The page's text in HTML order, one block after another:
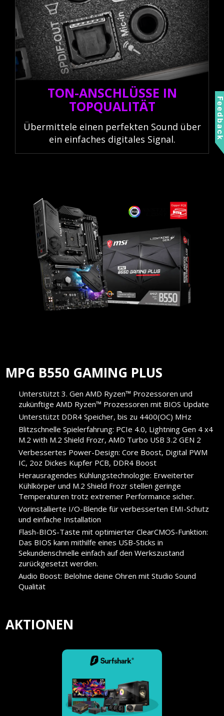
TON-ANSCHLÜSSE IN
TOPQUALITÄT
Übermittele einen perfekten Sound über
ein einfaches digitales Signal.
MPG B550 GAMING PLUS
Unterstützt 3. Gen AMD Ryzen™ Prozessoren und
zukünftige AMD Ryzen™ Prozessoren mit BIOS Update
Unterstützt DDR4 Speicher, bis zu 4400(OC) MHz
Blitzschnelle Spielerfahrung: PCIe 4.0, Lightning Gen 4 x4
M.2 with M.2 Shield Frozr, AMD Turbo USB 3.2 GEN 2
Verbessertes Power-Design: Core Boost, Digital PWM
IC, 2oz Dickes Kupfer PCB, DDR4 Boost
Herausragendes Kühlungstechnologie: Erweiterter
Kühlkörper und M.2 Shield Frozr stellen geringe
Temperaturen trotz extremer Performance sicher.
Vorinstallierte I/O-Blende für verbesserten EMI-Schutz
und einfache Installation
Flash-BIOS-Taste mit optimierter ClearCMOS-Funktion:
Das BIOS kann mithilfe eines USB-Sticks in
Sekundenschnelle einfach auf den Werkszustand
zurückgesetzt werden.
Audio Boost: Belohne deine Ohren mit Studio Sound
Qualität
AKTIONEN